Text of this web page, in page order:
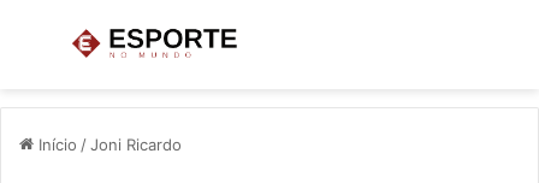
Menu
Início /Joni Ricardo